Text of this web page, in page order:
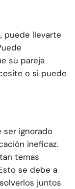
puede llevarte
su pareja
o si puede
ser ignorado
ineficaz.
temas
se debe a
juntos